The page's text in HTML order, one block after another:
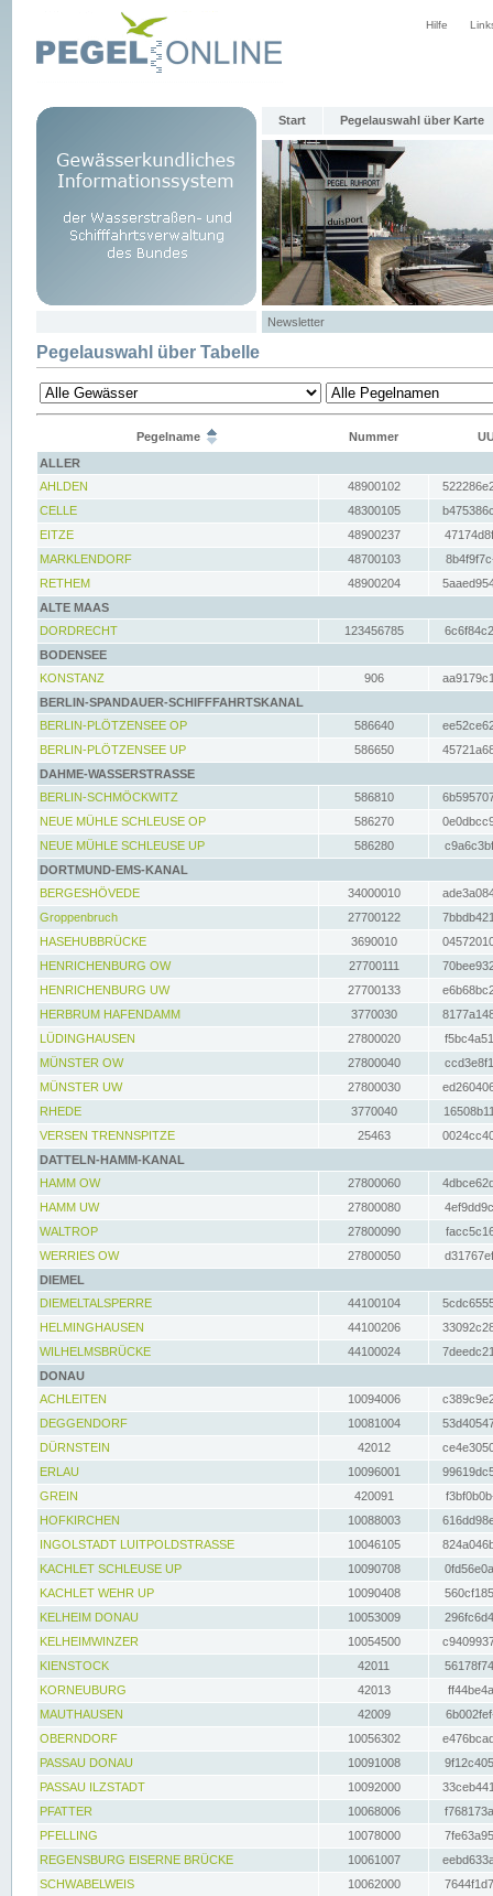
Hilfe
Start Pegelauswahl über Karte
Newsletter
Pegelauswahl über Tabelle
Pegelname Nummer
ALLER
AHLDEN
48900102
CELLE
48300105
EITZE
48900237
MARKLENDORF
48700103
RETHEM
48900204
ALTE MAAS
DORDRECHT
123456785
BODENSEE
KONSTANZ
906
BERLIN-SPANDAUER-SCHIFFFAHRTSKANAL
BERLIN-PLÖTZENSEE OP
586640
BERLIN-PLÖTZENSEE UP
586650
DAHME-WASSERSTRASSE
BERLIN-SCHMÖCKWITZ
586810
NEUE MÜHLE SCHLEUSE OP
586270
NEUE MÜHLE SCHLEUSE UP
586280
DORTMUND-EMS-KANAL
BERGESHÖVEDE
34000010
Groppenbruch
27700122
HASEHUBBRÜCKE
3690010
HENRICHENBURG OW
27700111
HENRICHENBURG UW
27700133
HERBRUM HAFENDAMM
3770030
LÜDINGHAUSEN
27800020
MÜNSTER OW
27800040
MÜNSTER UW
27800030
RHEDE
3770040
VERSEN TRENNSPITZE
25463
DATTELN-HAMM-KANAL
HAMM OW
27800060
HAMM UW
27800080
WALTROP
27800090
WERRIES OW
27800050
DIEMEL
DIEMELTALSPERRE
44100104
HELMINGHAUSEN
44100206
WILHELMSBRÜCKE
44100024
DONAU
ACHLEITEN
10094006
DEGGENDORF
10081004
DÜRNSTEIN
42012
ERLAU
10096001
GREIN
420091
HOFKIRCHEN
10088003
INGOLSTADT LUITPOLDSTRASSE
10046105
KACHLET SCHLEUSE UP
10090708
KACHLET WEHR UP
10090408
KELHEIM DONAU
10053009
KELHEIMWINZER
10054500
KIENSTOCK
42011
KORNEUBURG
42013
MAUTHAUSEN
42009
OBERNDORF
10056302
PASSAU DONAU
10091008
PASSAU ILZSTADT
10092000
PFATTER
10068006
PFELLING
10078000
REGENSBURG EISERNE BRÜCKE
10061007
SCHWABELWEIS
10062000